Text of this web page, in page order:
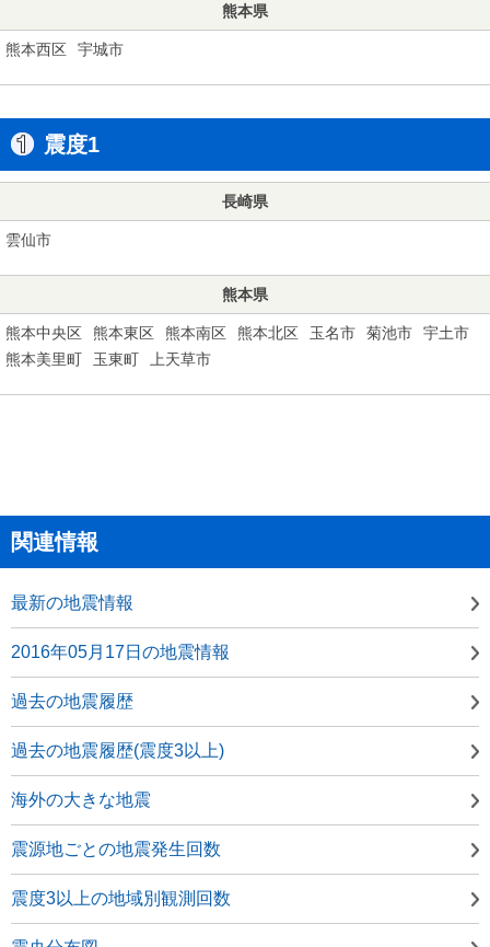
熊本県
熊本西区 宇城市
震度1
長崎県
雲仙市
熊本県
熊本中央区 熊本東区 熊本南区 熊本北区 玉名市 菊池市
宇土市
熊本美里町
玉東町 上天草市
関連情報
最新の地震情報
2016年05月17日の地震情報
過去の地震履歴
過去の地震履歴(震度3以上)
海外の大きな地震
震源地ごとの地震発生回数
震度3以上の地域別観測回数